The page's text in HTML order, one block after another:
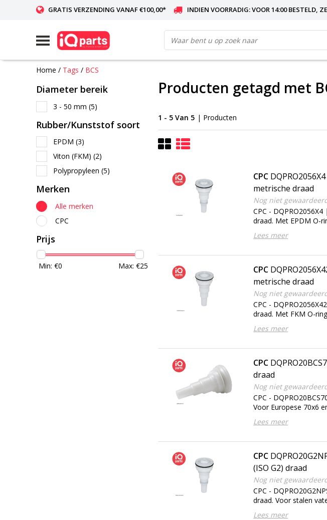
GRATIS VERZENDING VANAF €100,00* INDIEN VOORRADIG: VOOR 14:00 BESTELD,
Home / Tags / BCS
Diameter bereik
3 - 50 mm (5)
Rubber/Kunststof soort
EPDM (3)
Viton (FKM) (2)
Polypropyleen (5)
Merken
Alle merken
CPC
Prijs
Min: €0 Max: €25
Producten getagd met
1 - 5 Van 5 | Producten
CPC
metrische draad
Nog niet
CPC -
draad. Met EPDM O-
Lees meer
CPC
metrische draad
Nog niet
CPC -
draad. Met FKM O-
Lees meer
CPC
draad
Nog niet
CPC -
Voor Europese 70x6
Lees meer
CPC
(ISO G2) draad
Nog niet
CPC -
draad. Voor stalen
Lees meer